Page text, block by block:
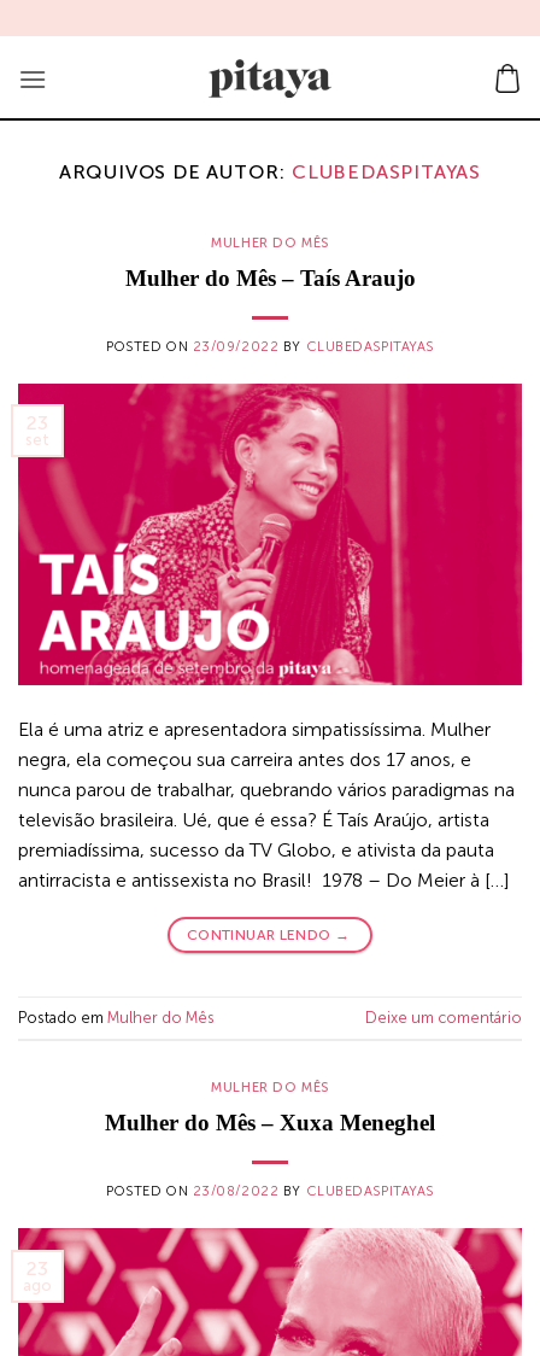
to
content
ARQUIVOS DE AUTOR: CLUBEDASPITAYAS
MULHER DO MÊS
Mulher do Mês – Taís Araujo
POSTED ON 23/09/2022 BY CLUBEDASPITAYAS
23
set
Ela é uma atriz e apresentadora simpatissíssima. Mulher
negra, ela começou sua carreira antes dos 17 anos, e
nunca parou de trabalhar, quebrando vários paradigmas na
televisão brasileira. Ué, que é essa? É Taís Araújo, artista
premiadíssima, sucesso da TV Globo, e ativista da pauta
antirracista e antissexista no Brasil! 1978 – Do Meier à […]
CONTINUAR LENDO →
Postado em Mulher do Mês Deixe um comentário
MULHER DO MÊS
Mulher do Mês – Xuxa Meneghel
POSTED ON 23/08/2022 BY CLUBEDASPITAYAS
23
ago